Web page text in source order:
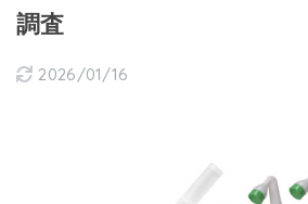
調査
2026/01/16